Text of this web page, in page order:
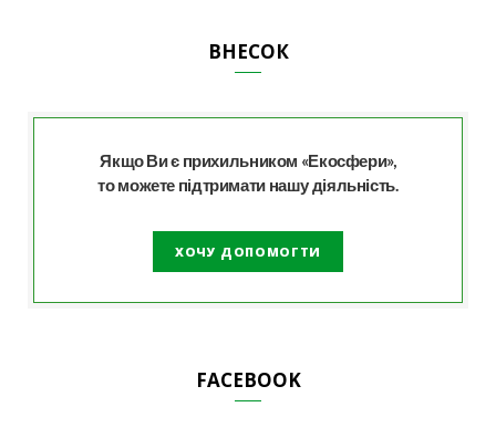
ВНЕСОК
Якщо Ви є прихильником «Екосфери»,
то можете підтримати нашу діяльність.
ХОЧУ ДОПОМОГТИ
FACEBOOK